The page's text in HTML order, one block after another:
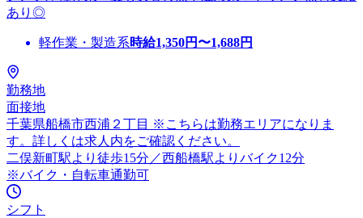
あり◎
軽作業・製造系時給1,350円〜1,688円
勤務地
面接地
千葉県船橋市西浦２丁目 ※こちらは勤務エリアになりま
す。詳しくは求人内をご確認ください。
二俣新町駅より徒歩15分／西船橋駅よりバイク12分
※バイク・自転車通勤可
シフト